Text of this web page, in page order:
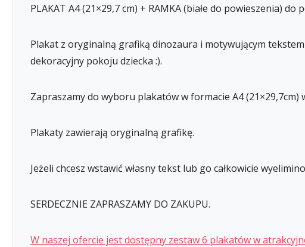
PLAKAT A4 (21×29,7 cm) + RAMKA (białe do powieszenia)
Plakat z oryginalną grafiką dinozaura i motywującym
dekoracyjny pokoju dziecka :).
Zapraszamy do wyboru plakatów w formacie A4
Plakaty zawierają oryginalną grafikę.
Jeżeli chcesz wstawić własny tekst lub go całkowicie
SERDECZNIE ZAPRASZAMY DO ZAKUPU.
W naszej ofercie jest dostępny zestaw 6 plakatów w